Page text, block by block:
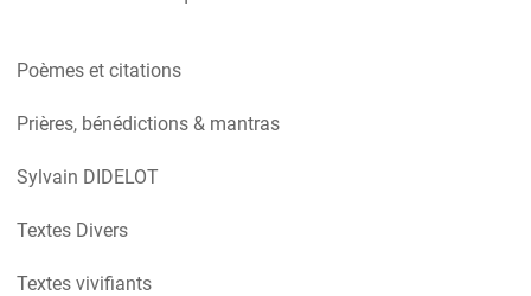
Poèmes et citations
Prières, bénédictions & mantras
Sylvain DIDELOT
Textes Divers
Textes vivifiants